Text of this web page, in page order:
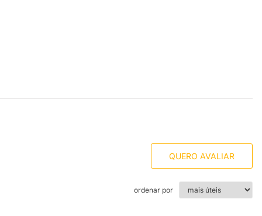
QUERO AVALIAR
ordenar por